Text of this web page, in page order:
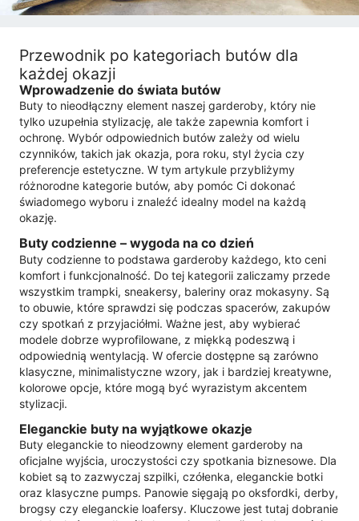
Przewodnik po kategoriach butów dla
każdej okazji
Wprowadzenie do świata butów
Buty to nieodłączny element naszej garderoby, który nie
tylko uzupełnia stylizację, ale także zapewnia komfort i
ochronę. Wybór odpowiednich butów zależy od wielu
czynników, takich jak okazja, pora roku, styl życia czy
preferencje estetyczne. W tym artykule przybliżymy
różnorodne kategorie butów, aby pomóc Ci dokonać
świadomego wyboru i znaleźć idealny model na każdą
okazję.
Buty codzienne – wygoda na co dzień
Buty codzienne to podstawa garderoby każdego, kto ceni
komfort i funkcjonalność. Do tej kategorii zaliczamy przede
wszystkim trampki, sneakersy, baleriny oraz mokasyny. Są
to obuwie, które sprawdzi się podczas spacerów, zakupów
czy spotkań z przyjaciółmi. Ważne jest, aby wybierać
modele dobrze wyprofilowane, z miękką podeszwą i
odpowiednią wentylacją. W ofercie dostępne są zarówno
klasyczne, minimalistyczne wzory, jak i bardziej kreatywne,
kolorowe opcje, które mogą być wyrazistym akcentem
stylizacji.
Eleganckie buty na wyjątkowe okazje
Buty eleganckie to nieodzowny element garderoby na
oficjalne wyjścia, uroczystości czy spotkania biznesowe. Dla
kobiet są to zazwyczaj szpilki, czółenka, eleganckie botki
oraz klasyczne pumps. Panowie sięgają po oksfordki, derby,
brogsy czy eleganckie loafersy. Kluczowe jest tutaj dobranie